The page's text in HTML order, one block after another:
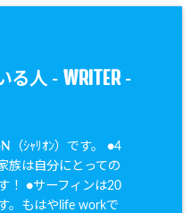
る人 - WRITER-
（ｼｬﾘｵﾝ）です。 ●4
族は自分にとっての
！ ●サーフィンは20
。もはやlife workで